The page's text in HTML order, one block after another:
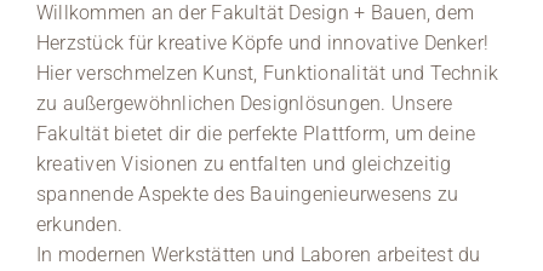
Medien
Stellenangebote
News
Veranstaltungen
Willkommen an der Fakultät Design + Bauen, dem
Herzstück für kreative Köpfe und innovative Denker!
Hier verschmelzen Kunst, Funktionalität und Technik
zu außergewöhnlichen Designlösungen. Unsere
Fakultät bietet dir die perfekte Plattform, um deine
kreativen Visionen zu entfalten und gleichzeitig
spannende Aspekte des Bauingenieurwesens zu
erkunden.
In modernen Werkstätten und Laboren arbeitest du